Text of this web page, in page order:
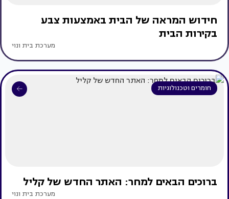
חידוש המראה של הבית באמצעות צבע
בקירות הבית
מערכת בית ונוי
חומרים וטכנולוגיות
ברוכים הבאים למחר: האתר החדש של קליל
מערכת בית ונוי